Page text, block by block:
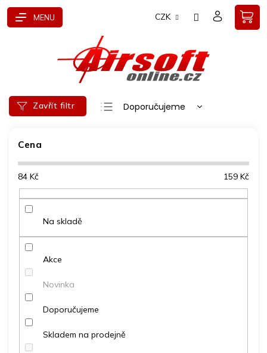
Přejít
CZK
Ř
a
í
r
u
Doporučujeme
Nejprodávanější
Zavřít filtr
Cena
84 Kč 159 Kč
Na skladě
Akce
Novinka
Doporučujeme
Skladem na prodejně